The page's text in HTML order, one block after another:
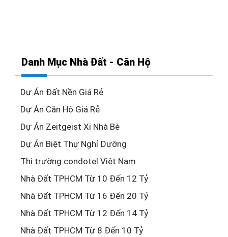
Danh Mục Nhà Đất - Căn Hộ
Dự Án Đất Nền Giá Rẻ
Dự Án Căn Hộ Giá Rẻ
Dự Án Zeitgeist Xi Nhà Bè
Dự Án Biệt Thự Nghỉ Dưỡng
Thị trường condotel Việt Nam
Nhà Đất TPHCM Từ 10 Đến 12 Tỷ
Nhà Đất TPHCM Từ 16 Đến 20 Tỷ
Nhà Đất TPHCM Từ 12 Đến 14 Tỷ
Nhà Đất TPHCM Từ 8 Đến 10 Tỷ